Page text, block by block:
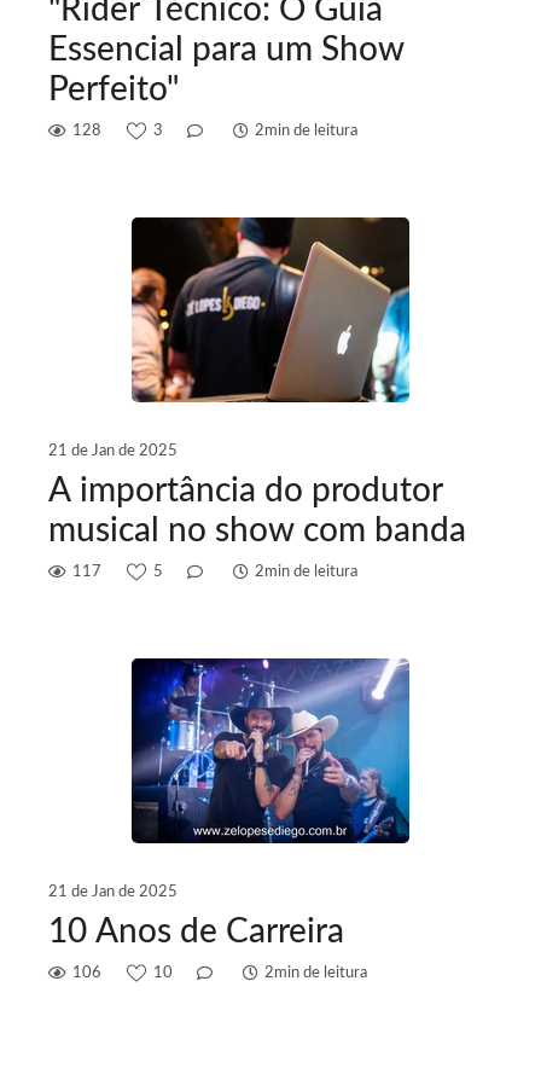
"Rider Técnico: O Guia
Essencial para um Show
Perfeito"
128 3 2min de leitura
21 de Jan de 2025
A importância do produtor
musical no show com banda
117 5 2min de leitura
21 de Jan de 2025
10 Anos de Carreira
106 10 2min de leitura